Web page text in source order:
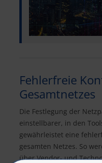
Fehlerfreie
Gesamtnetzes
Die Festlegung der
einstellbarer, in den
gewährleistet eine
gesamten Netzes. So
über Vendor- und